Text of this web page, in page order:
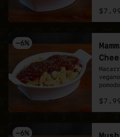
-6%
-6%